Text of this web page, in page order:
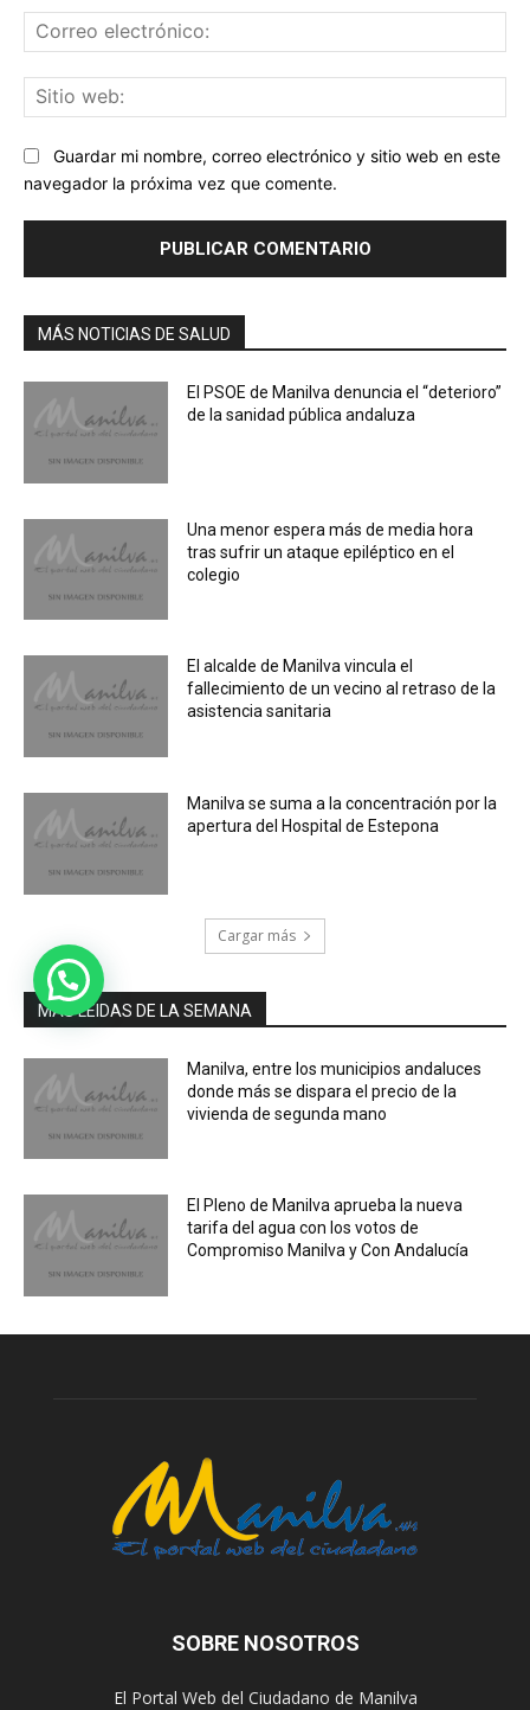
Guardar mi nombre, correo electrónico y sitio web en este
navegador la próxima vez que comente.
MÁS NOTICIAS DE SALUD
El PSOE de Manilva denuncia el “deterioro”
de la sanidad pública andaluza
Una menor espera más de media hora
tras sufrir un ataque epiléptico en el
colegio
El alcalde de Manilva vincula el
fallecimiento de un vecino al retraso de la
asistencia sanitaria
Manilva se suma a la concentración por la
apertura del Hospital de Estepona
Cargar más
MÁS LEIDAS DE LA SEMANA
Manilva, entre los municipios andaluces
donde más se dispara el precio de la
vivienda de segunda mano
El Pleno de Manilva aprueba la nueva
tarifa del agua con los votos de
Compromiso Manilva y Con Andalucía
SOBRE NOSOTROS
El Portal Web del Ciudadano de Manilva